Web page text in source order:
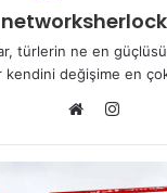
türlerin ne en
kendini değişime en
sitesi